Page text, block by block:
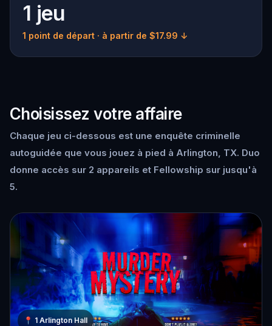
1 jeu
1 point de départ · à partir de $17.99 ↓
Choisissez votre affaire
Chaque jeu ci-dessous est une enquête criminelle
autoguidée que vous jouez à pied à Arlington, TX. Duo
donne accès sur 2 appareils et Fellowship sur jusqu'à
5.
📍 1 Arlington Hall